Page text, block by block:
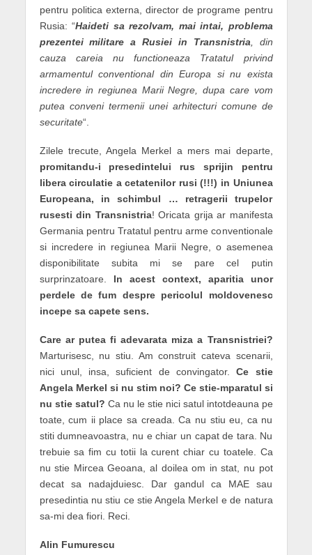
pentru politica externa, director de programe pentru
Rusia: “Haideti sa rezolvam, mai intai, problema
prezentei militare a Rusiei in Transnistria , din
cauza careia nu functioneaza Tratatul privind
armamentul conventional din Europa si nu exista
incredere in regiunea Marii Negre, dupa care vom
putea conveni termenii unei arhitecturi comune de
securitate“.
Zilele trecute, Angela Merkel a mers mai departe,
promitandu-i presedintelui rus sprijin pentru
libera circulatie a cetatenilor rusi (!!!) in Uniunea
Europeana, in schimbul … retragerii trupelor
rusesti din Transnistria! Oricata grija ar manifesta
Germania pentru Tratatul pentru arme conventionale
si incredere in regiunea Marii Negre, o asemenea
disponibilitate subita mi se pare cel putin
surprinzatoare. In acest context, aparitia unor
perdele de fum despre pericolul moldovenesc
incepe sa capete sens.
Care ar putea fi adevarata miza a Transnistriei?
Marturisesc, nu stiu. Am construit cateva scenarii,
nici unul, insa, suficient de convingator.Ce stie
Angela Merkel si nu stim noi? Ce stie-mparatul si
nu stie satul? Ca nu le stie nici satul intotdeauna pe
toate, cum ii place sa creada. Ca nu stiu eu, ca nu
stiti dumneavoastra, nu e chiar un capat de tara. Nu
trebuie sa fim cu totii la curent chiar cu toatele. Ca
nu stie Mircea Geoana, al doilea om in stat, nu pot
decat sa nadajduiesc. Dar gandul ca MAE sau
presedintia nu stiu ce stie Angela Merkel e de natura
sa-mi dea fiori. Reci.
Alin Fumurescu